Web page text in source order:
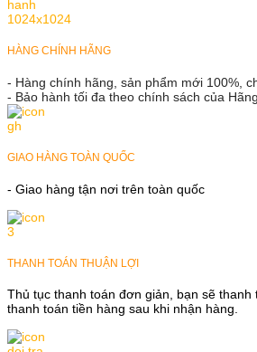
HÀNG CHÍNH HÃNG
- Hàng chính hãng, sản phẩm mới 100%,
- Bảo hành tối đa theo chính sách của Hãng
GIAO HÀNG TOÀN QUỐC
- Giao hàng tận nơi trên toàn quốc
THANH TOÁN THUẬN LỢI
Thủ tục thanh toán đơn giản, bạn sẽ thanh
thanh toán tiền hàng sau khi nhận hàng.